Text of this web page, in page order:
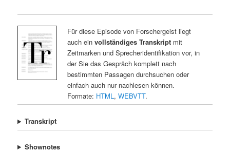
Für diese Episode von Forschergeist liegt
auch ein vollständiges Transkriptmit
Zeitmarken und Sprecheridentifikation vor, in
der Sie das Gespräch komplett nach
bestimmten Passagen durchsuchen oder
einfach auch nur nachlesen können.
Formate: HTML , WEBVTT.
Transkript
Shownotes